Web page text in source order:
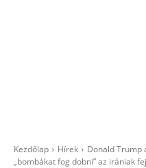
Kezdőlap Hírek
Donald Trump
„bombákat fog dobni” az irániak